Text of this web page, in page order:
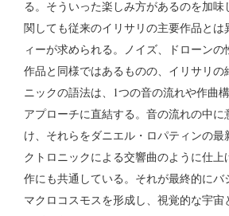
る。そういった楽しみ方があるのを加味
関しても従来のイリサリの主要作品とは
ィーが求められる。ノイズ、ドローン
作品と同様ではあるものの、イリサリの
ニックの語法は、1つの音の流れや作曲
アプローチに直結する。音の流れの中に
け、それらをダニエル・ロパティンの最
クトロニックによる交響曲のように仕上
作にも共通している。それが最終的にバ
マクロコスモスを形成し、視覚的な宇宙